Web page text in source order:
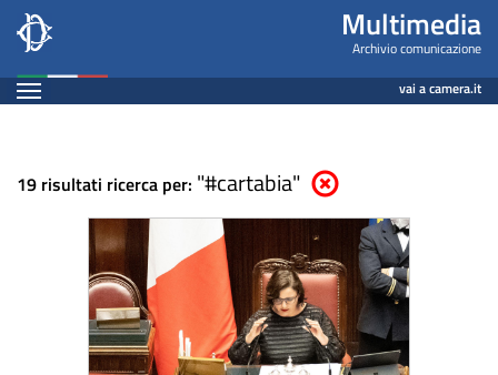
Salta
contenuto
principale
Multimedia
-
Archivio
Multimedia
Archivio comunicazione
Espandi vai a camera.it
Contenuto
19 risultati ricerca per: "#cartabia" Elimina parametri di ricerca